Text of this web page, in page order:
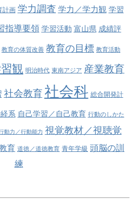
計画 学力調査 学力／学力観 学習
指導要領 学習活動 富山県 成績評
教育の体質改善 教育の目標 教育活動
観 明治時代 東南アジア 産業教育
社会教育社会科 総合開発計
系 自己学習／自己教育 行動のしかた
動力／行動能力 視覚教材／視聴覚
育 道徳／道徳教育 青年学級 頭脳の訓
練